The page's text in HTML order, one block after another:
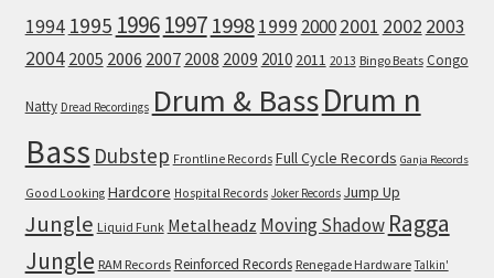
1994 1995 19961997 19981999 20002001 2002 2003
2004 2005 2006 2007 2008 2009 2010 2011 2013 Bingo Beats Congo
Natty Dread Recordings Drum & BassDrum n
Bass Dubstep Frontline Records Full Cycle Records Ganja Records
Good Looking Hardcore Hospital Records Joker Records Jump Up
Jungle Liquid Funk Metalheadz Moving Shadow Ragga
Jungle RAM Records Reinforced Records Renegade Hardware Talkin'